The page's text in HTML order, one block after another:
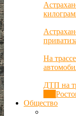
На
ДТП на
Общество